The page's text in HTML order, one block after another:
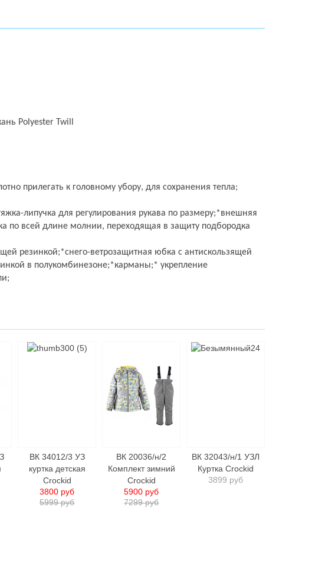
Polyester Twill
прилегать к головному убору, для сохранения тепла;
липучка для регулирования рукава по размеру;*внешняя
по всей длине молнии, переходящая в защиту подбородка
резинкой;*снего-ветрозащитная юбка с антискользящей
в полукомбинезоне;*карманы;* укрепление
ВК 34012/3 УЗ
куртка детcкая
Crockid
5999 руб
3800 руб
ВК 20036/н/2
Комплект зимний
Crockid
7299 руб
5900 руб
ВК 32043/н/1 УЗЛ
Куртка Crockid
3899 руб